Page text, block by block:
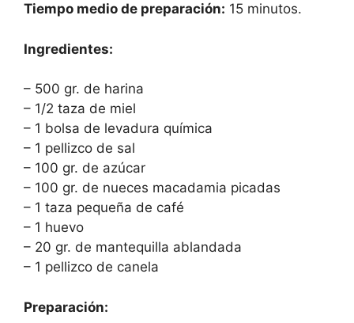
Tiempo medio de preparación: 15 minutos.
Ingredientes:
– 500 gr. de harina
– 1/2 taza de miel
– 1 bolsa de levadura química
– 1 pellizco de sal
– 100 gr. de azúcar
– 100 gr. de nueces macadamia picadas
– 1 taza pequeña de café
– 1 huevo
– 20 gr. de mantequilla ablandada
– 1 pellizco de canela
Preparación: